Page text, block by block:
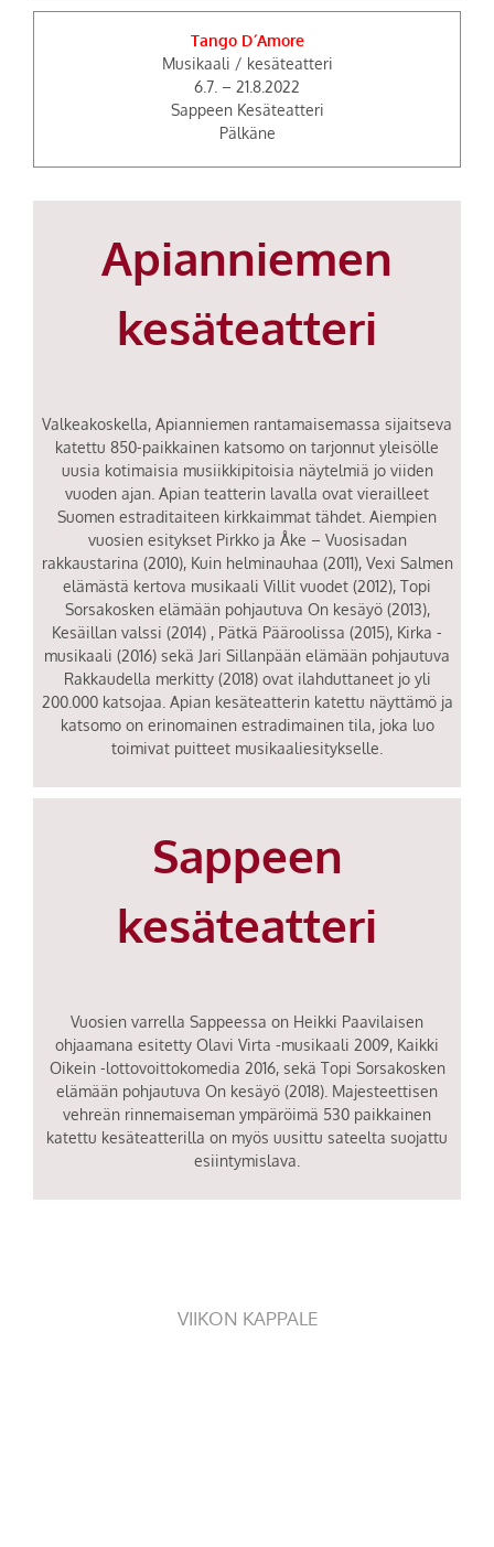
Tango D´Amore
Musikaali / kesäteatteri
6.7. – 21.8.2022
Sappeen Kesäteatteri
Pälkäne
Apianniemen
kesäteatteri
Valkeakoskella, Apianniemen rantamaisemassa sijaitseva
katettu 850-paikkainen katsomo on tarjonnut yleisölle
uusia kotimaisia musiikkipitoisia näytelmiä jo viiden
vuoden ajan. Apian teatterin lavalla ovat vierailleet
Suomen estraditaiteen kirkkaimmat tähdet. Aiempien
vuosien esitykset Pirkko ja Åke – Vuosisadan
rakkaustarina (2010), Kuin helminauhaa (2011), Vexi Salmen
elämästä kertova musikaali Villit vuodet (2012), Topi
Sorsakosken elämään pohjautuva On kesäyö (2013),
Kesäillan valssi (2014) , Pätkä Pääroolissa (2015), Kirka -
musikaali (2016) sekä Jari Sillanpään elämään pohjautuva
Rakkaudella merkitty (2018) ovat ilahduttaneet jo yli
200.000 katsojaa. Apian kesäteatterin katettu näyttämö ja
katsomo on erinomainen estradimainen tila, joka luo
toimivat puitteet musikaaliesitykselle.
Sappeen
kesäteatteri
Vuosien varrella Sappeessa on Heikki Paavilaisen
ohjaamana esitetty Olavi Virta -musikaali 2009, Kaikki
Oikein -lottovoittokomedia 2016, sekä Topi Sorsakosken
elämään pohjautuva On kesäyö (2018). Majesteettisen
vehreän rinnemaiseman ympäröimä 530 paikkainen
katettu kesäteatterilla on myös uusittu sateelta suojattu
esiintymislava.
VIIKON KAPPALE